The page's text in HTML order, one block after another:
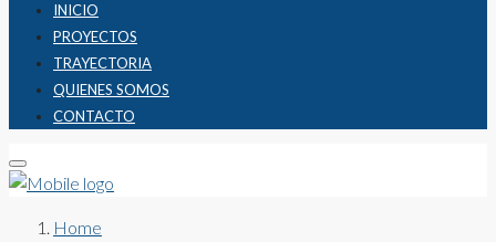
INICIO
PROYECTOS
TRAYECTORIA
QUIENES SOMOS
CONTACTO
Home